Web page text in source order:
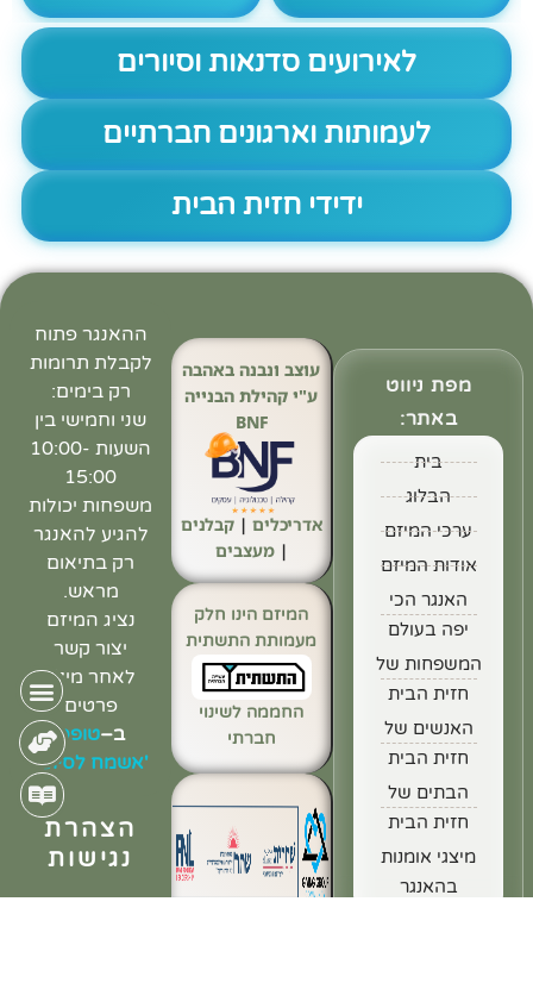
לאירועים סדנאות וסיורים
לעמותות וארגונים חברתיים
ידידי חזית הבית
מפת ניווט
באתר:
בית
הבלוג
ערכי המיזם
אודות המיזם
האנגר הכי
יפה בעולם
המשפחות של
חזית הבית
האנשים של
חזית הבית
הבתים של
חזית הבית
מיצגי אומנות
בהאנגר
ההאנגר פתוח
לקבלת תרומות
רק בימים:
שני וחמישי בין
השעות 10:00-
15:00
משפחות יכולות
להגיע להאנגר
רק בתיאום
מראש.
נציג המיזם
יצור קשר
לאחר מילוי
פרטים
ב–טופס
'אשמח לסיוע'
הצהרת
נגישות
עוצב ונבנה באהבה
ע"י קהילת הבנייה
BNF
אדריכלים | קבלנים
|מעצבים
המיזם הינו חלק
מעמותת התשתית
החממה לשינוי
חברתי